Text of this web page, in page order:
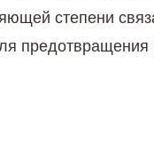
степени